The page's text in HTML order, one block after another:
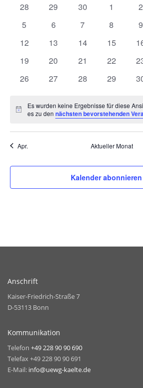
von
Veranstaltungen
0
28
0
29
0
30
0
1
0
2
0
5
0
6
0
7
0
8
0
9
0
12
0
13
0
14
0
15
0
0
19
0
20
0
21
0
22
0
0
26
0
27
0
28
0
29
0
Hinweis
Es wurden keine Ergebnisse für diese
es zu dennächsten bevorstehenden
Apr. Aktueller Monat
Kalender abonnieren
Anschrift
Kaiser-Friedrich-Straße 7
D-53113 Bonn
Kommunikation
Telefon +49 228 90 90 690
Telefax +49 228 90 90 691
E-Mail: info@uewg-kaelte.de